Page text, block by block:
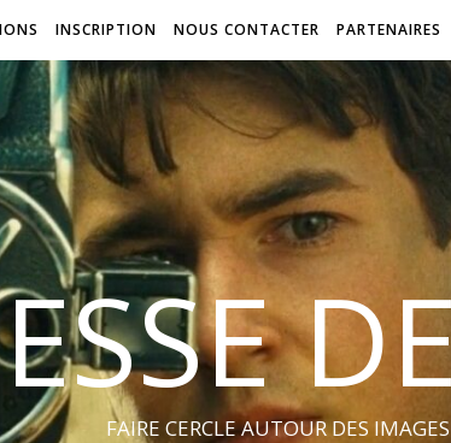
INSCRIPTION NOUS CONTACTER PARTENAIRES
FAIRE CERCLE AUTOUR DES IMAGES